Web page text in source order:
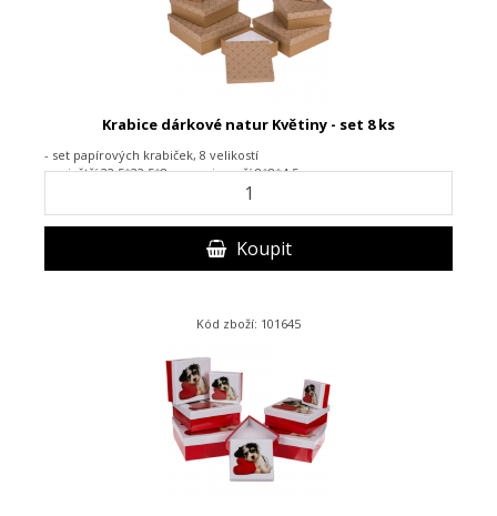
Krabice dárkové natur Květiny - set 8 ks
- set papírových krabiček, 8 velikostí
- největší 22,5*22,5*8 cm, nejmenší 8*8*4,5 cm
Koupit
Kód zboží: 101645